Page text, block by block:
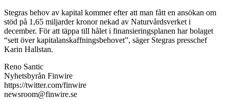
Stegras behov av kapital kommer efter att man fått en ansökan om
stöd på 1,65 miljarder kronor nekad av Naturvårdsverket i
december. För att täppa till hålet i finansieringsplanen har bolaget
“sett över kapitalanskaffningsbehovet”, säger Stegras presschef
Karin Hallstan.
Reno Santic
Nyhetsbyrån Finwire
https://twitter.com/finwire
newsroom@finwire.se